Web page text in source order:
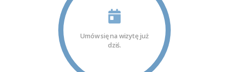
Umów się na wizytę już
dziś.